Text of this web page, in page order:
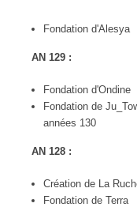
Fondation d'Alesya
AN 129 :
Fondation d'Ondine
Fondation de
années 130
AN 128 :
Création de La
Fondation de Terra